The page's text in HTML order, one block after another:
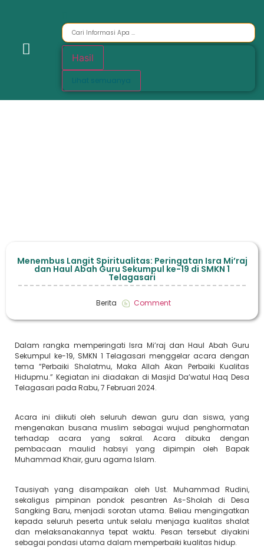
Hasil
Menembus Langit Spiritualitas: Peringatan Isra Mi’raj
dan Haul Abah Guru Sekumpul ke-19 di SMKN 1
Telagasari
Berita Comment
Dalam rangka memperingati Isra Mi’raj dan Haul Abah Guru
Sekumpul ke-19, SMKN 1 Telagasari menggelar acara dengan
tema “Perbaiki Shalatmu, Maka Allah Akan Perbaiki Kualitas
Hidupmu.” Kegiatan ini diadakan di Masjid Da’watul Haq Desa
Telagasari pada Rabu, 7 Februari 2024.
Acara ini diikuti oleh seluruh dewan guru dan siswa, yang
mengenakan busana muslim sebagai wujud penghormatan
terhadap acara yang sakral. Acara dibuka dengan
pembacaan maulid habsyi yang dipimpin oleh Bapak
Muhammad Khair, guru agama Islam.
Tausiyah yang disampaikan oleh Ust. Muhammad Rudini,
sekaligus pimpinan pondok pesantren As-Sholah di Desa
Sangking Baru, menjadi sorotan utama. Beliau mengingatkan
kepada seluruh peserta untuk selalu menjaga kualitas shalat
dan melaksanakannya tepat waktu. Pesan tersebut diyakini
sebagai pondasi utama dalam memperbaiki kualitas hidup.